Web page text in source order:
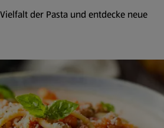
der Pasta und entdecke neue